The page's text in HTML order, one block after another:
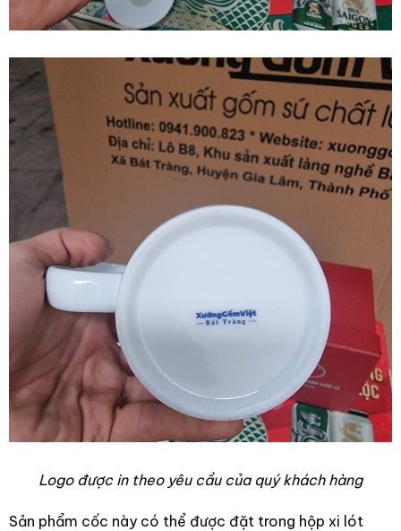
Logo được in theo yêu cầu của quý khách hàng
Sản phẩm cốc này có thể được đặt trong hộp xi lót